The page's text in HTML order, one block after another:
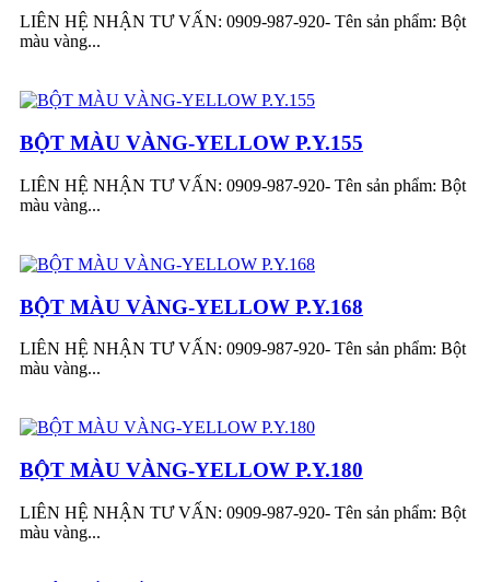
LIÊN HỆ NHẬN TƯ VẤN: 0909-987-920- Tên sản phẩm: Bột
màu vàng...
BỘT MÀU VÀNG-YELLOW P.Y.155
LIÊN HỆ NHẬN TƯ VẤN: 0909-987-920- Tên sản phẩm: Bột
màu vàng...
BỘT MÀU VÀNG-YELLOW P.Y.168
LIÊN HỆ NHẬN TƯ VẤN: 0909-987-920- Tên sản phẩm: Bột
màu vàng...
BỘT MÀU VÀNG-YELLOW P.Y.180
LIÊN HỆ NHẬN TƯ VẤN: 0909-987-920- Tên sản phẩm: Bột
màu vàng...